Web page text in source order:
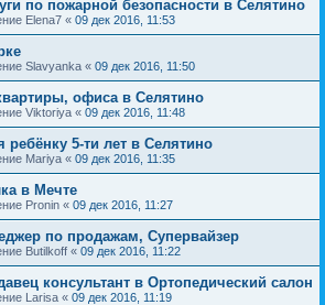
по пожарной безопасности в Селятино
Elena7 « 09 дек 2016, 11:53
Slavyanka « 09 дек 2016, 11:50
офиса в Селятино
Viktoriya « 09 дек 2016, 11:48
ребёнку 5-ти лет в Селятино
Mariya « 09 дек 2016, 11:35
в Мечте
Pronin « 09 дек 2016, 11:27
по продажам, Супервайзер
Butilkoff « 09 дек 2016, 11:22
консультант в Ортопедический салон
Larisa « 09 дек 2016, 11:19